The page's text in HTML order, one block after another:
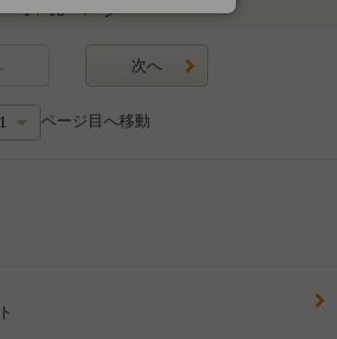
1 / 18 ページ
次へ
ページ目へ移動